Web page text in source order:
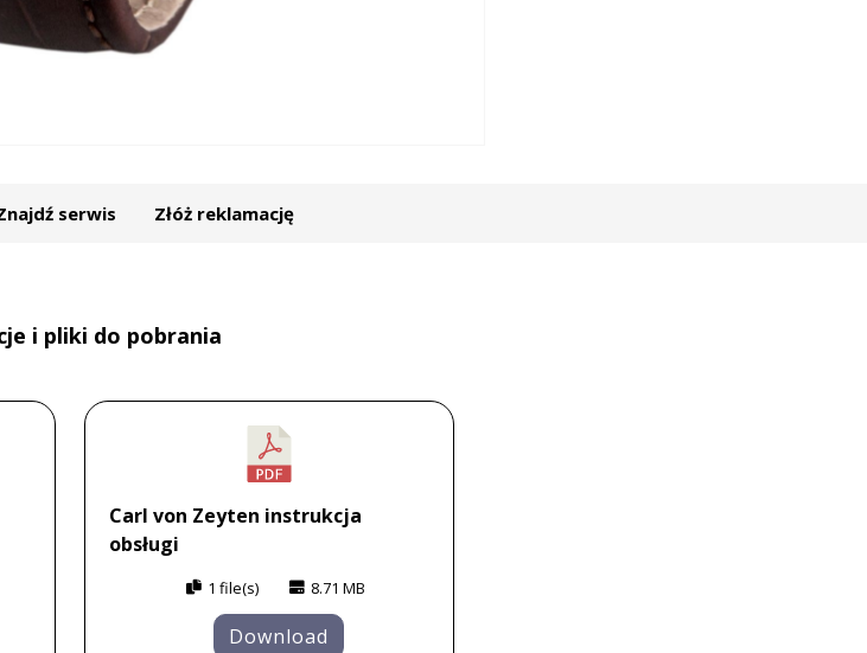
serwis Złóż reklamację
i pliki do pobrania
Carl von Zeyten instrukcja
obsługi
1 file(s) 8.71 MB
Download